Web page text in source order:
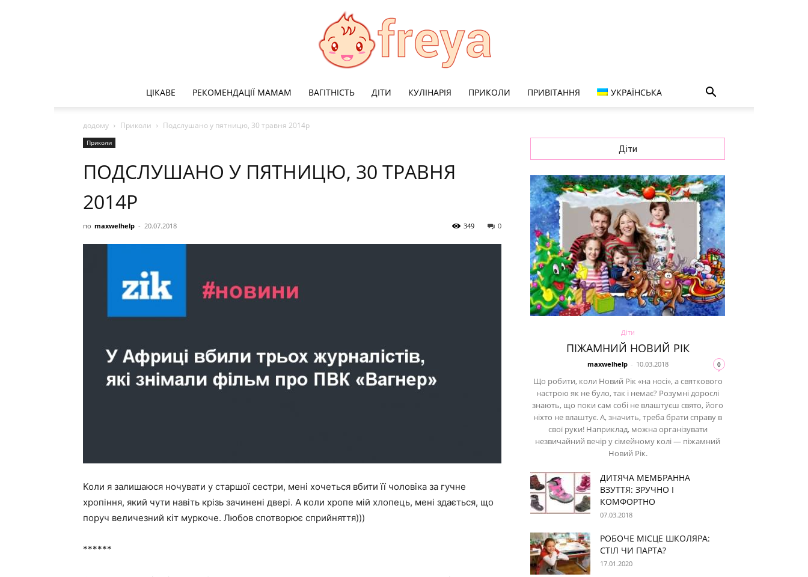
ЦІКАВЕ РЕКОМЕНДАЦІЇ МАМАМ ВАГІТНІСТЬ ДІТИ КУЛІНАРІЯ ПРИКОЛИ ПРИВІТАННЯ УКРАЇНСЬКА
додому Приколи Подслушано у пятницю, 30 травня 2014р
Приколи
ПОДСЛУШАНО У ПЯТНИЦЮ, 30 ТРАВНЯ
2014Р
по maxwelhelp - 20.07.2018 0
349
Коли я залишаюся ночувати у старшої сестри, мені хочеться вбити її чоловіка за гучне
хропіння, який чути навіть крізь зачинені двері. А коли хропе мій хлопець, мені здається, що
поруч величезний кіт муркоче. Любов спотворює сприйняття)))
******
Діти
Діти
ПІЖАМНИЙ НОВИЙ РІК
maxwelhelp - 10.03.2018 0
Що робити, коли Новий Рік «на носі», а святкового
настрою як не було, так і немає? Розумні дорослі
знають, що поки сам собі не влаштуєш свято, його
ніхто не влаштує. А, значить, треба брати справу в
свої руки! Наприклад, можна організувати
незвичайний вечір у сімейному колі — піжамний
Новий Рік.
ДИТЯЧА МЕМБРАННА
ВЗУТТЯ: ЗРУЧНО І
КОМФОРТНО
07.03.2018
РОБОЧЕ МІСЦЕ ШКОЛЯРА:
СТІЛ ЧИ ПАРТА?
17.01.2020